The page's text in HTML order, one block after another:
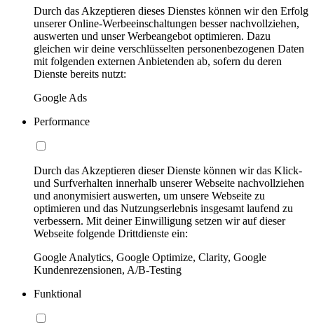
Durch das Akzeptieren dieses Dienstes können wir den Erfolg
unserer Online-Werbeeinschaltungen besser nachvollziehen,
auswerten und unser Werbeangebot optimieren. Dazu
gleichen wir deine verschlüsselten personenbezogenen Daten
mit folgenden externen Anbietenden ab, sofern du deren
Dienste bereits nutzt:
Google Ads
Performance
Durch das Akzeptieren dieser Dienste können wir das Klick-
und Surfverhalten innerhalb unserer Webseite nachvollziehen
und anonymisiert auswerten, um unsere Webseite zu
optimieren und das Nutzungserlebnis insgesamt laufend zu
verbessern. Mit deiner Einwilligung setzen wir auf dieser
Webseite folgende Drittdienste ein:
Google Analytics, Google Optimize, Clarity, Google
Kundenrezensionen, A/B-Testing
Funktional